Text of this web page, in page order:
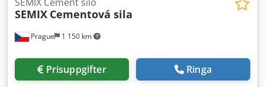
Prague 1 150 km
SEMIX Cementová sila
Prisuppgifter Ringa